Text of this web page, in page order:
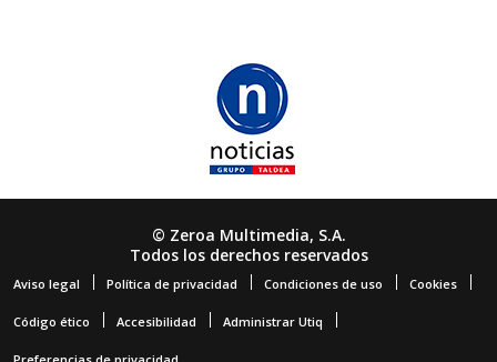
© Zeroa Multimedia, S.A.
Todos los derechos reservados
Aviso legal Política de privacidad Condiciones de uso Cookies
Código ético Accesibilidad Administrar Utiq